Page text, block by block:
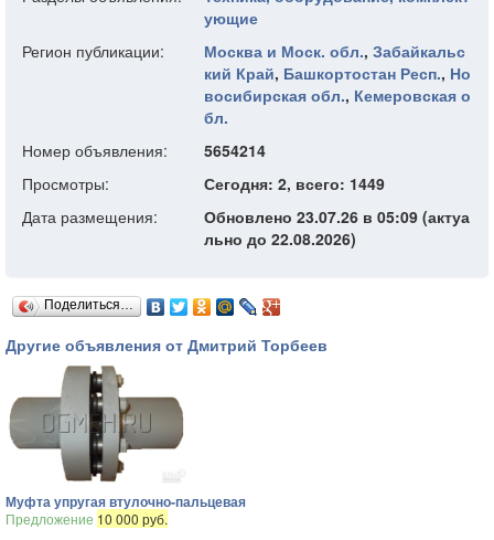
ующие
Регион публикации:
Москва и Моск. обл., Забайкальс
кий Край, Башкортостан Респ., Но
восибирская обл., Кемеровская о
бл.
Номер объявления:
5654214
Просмотры:
Сегодня: 2, всего: 1449
Дата размещения:
Обновлено 23.07.26 в 05:09 (актуа
льно до 22.08.2026)
Поделиться…
Другие объявления от Дмитрий Торбеев
Муфта упругая втулочно-пальцевая
Предложение 10 000 руб.